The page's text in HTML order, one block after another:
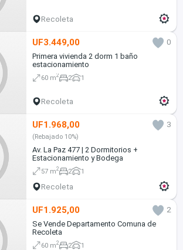
Recoleta
UF3.449,00
0
Primera vivienda 2 dorm 1 baño
estacionamiento
60 m2 2 1
Recoleta
UF1.968,00 3
(Rebajado 10%)
Av. La Paz 477 | 2 Dormitorios +
Estacionamiento y Bodega
57 m2 2 1
Recoleta
UF1.925,00
2
Se Vende Departamento Comuna de
Recoleta
60 m2 2 1